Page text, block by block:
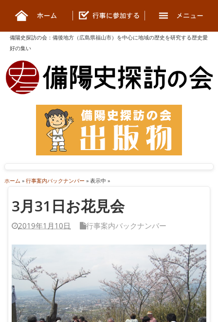
備陽史探訪の会 ： 備後地方（広島県福山市）を中心に地域の歴史を研究する歴史愛
好の集い
ホーム » 行事案内バックナンバー » 表示中 »
3月31日お花見会
2019年1月10日 行事案内バックナンバー